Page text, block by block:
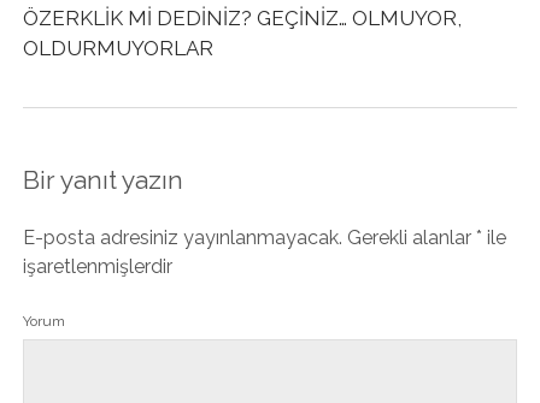
ÖZERKLİK Mİ DEDİNİZ? GEÇİNİZ… OLMUYOR,
OLDURMUYORLAR
Bir yanıt yazın
E-posta adresiniz yayınlanmayacak. Gerekli alanlar * ile
işaretlenmişlerdir
Yorum